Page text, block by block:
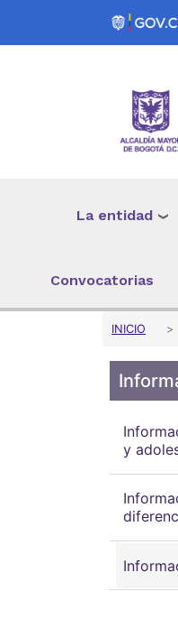
Pasar al contenido
La entidad
Convocatorias
INICIO
y